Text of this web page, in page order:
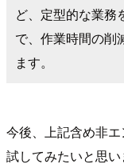
ど、定型的な業務
で、作業時間の削
ます。
今後、上記含め非
試してみたいと思い